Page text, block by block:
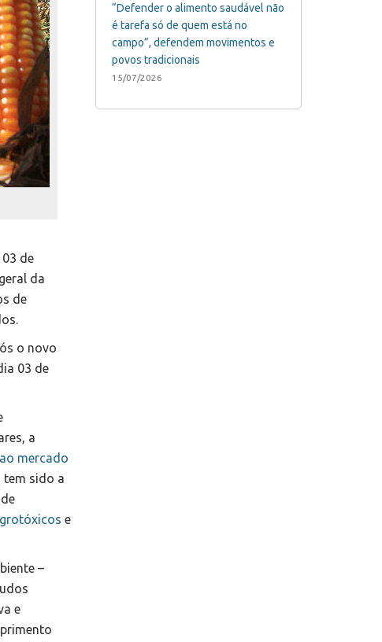
de
da
de
o novo
03 de
a
mercado
tem sido a
e
–
e
“Defender o alimento saudável não
é tarefa só de quem está no
campo”, defendem movimentos e
povos tradicionais
15/07/2026